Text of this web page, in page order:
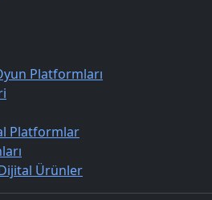
Platformları
Platformlar
Ürünler